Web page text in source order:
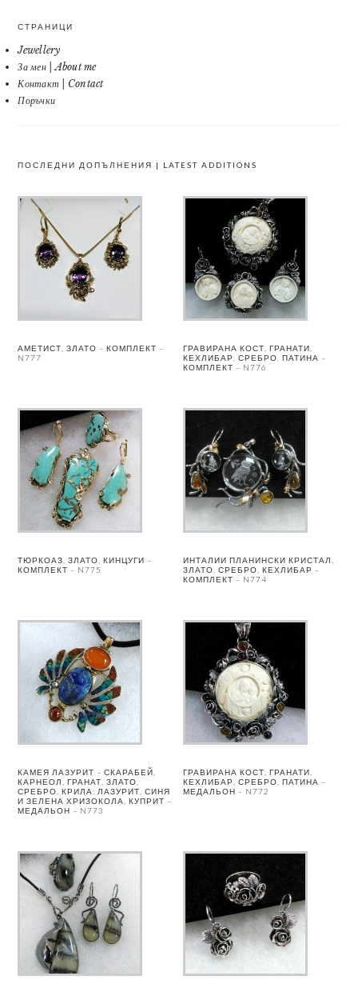
СТРАНИЦИ
Jewellery
За мен | About me
Контакт | Contact
Поръчки
ПОСЛЕДНИ ДОПЪЛНЕНИЯ | LATEST ADDITIONS
АМЕТИСТ, ЗЛАТО – КОМПЛЕКТ –
N777
ГРАВИРАНА КОСТ, ГРАНАТИ,
КЕХЛИБАР, СРЕБРО, ПАТИНА –
КОМПЛЕКТ – N776
ТЮРКОАЗ, ЗЛАТО, КИНЦУГИ –
КОМПЛЕКТ – N775
ИНТАЛИИ ПЛАНИНСКИ КРИСТАЛ,
ЗЛАТО, СРЕБРО, КЕХЛИБАР –
КОМПЛЕКТ – N774
КАМЕЯ ЛАЗУРИТ – СКАРАБЕЙ,
КАРНЕОЛ, ГРАНАТ, ЗЛАТО,
СРЕБРО. КРИЛА: ЛАЗУРИТ, СИНЯ
И ЗЕЛЕНА ХРИЗОКОЛА, КУПРИТ –
МЕДАЛЬОН – N773
ГРАВИРАНА КОСТ, ГРАНАТИ,
КЕХЛИБАР, СРЕБРО, ПАТИНА –
МЕДАЛЬОН – N772